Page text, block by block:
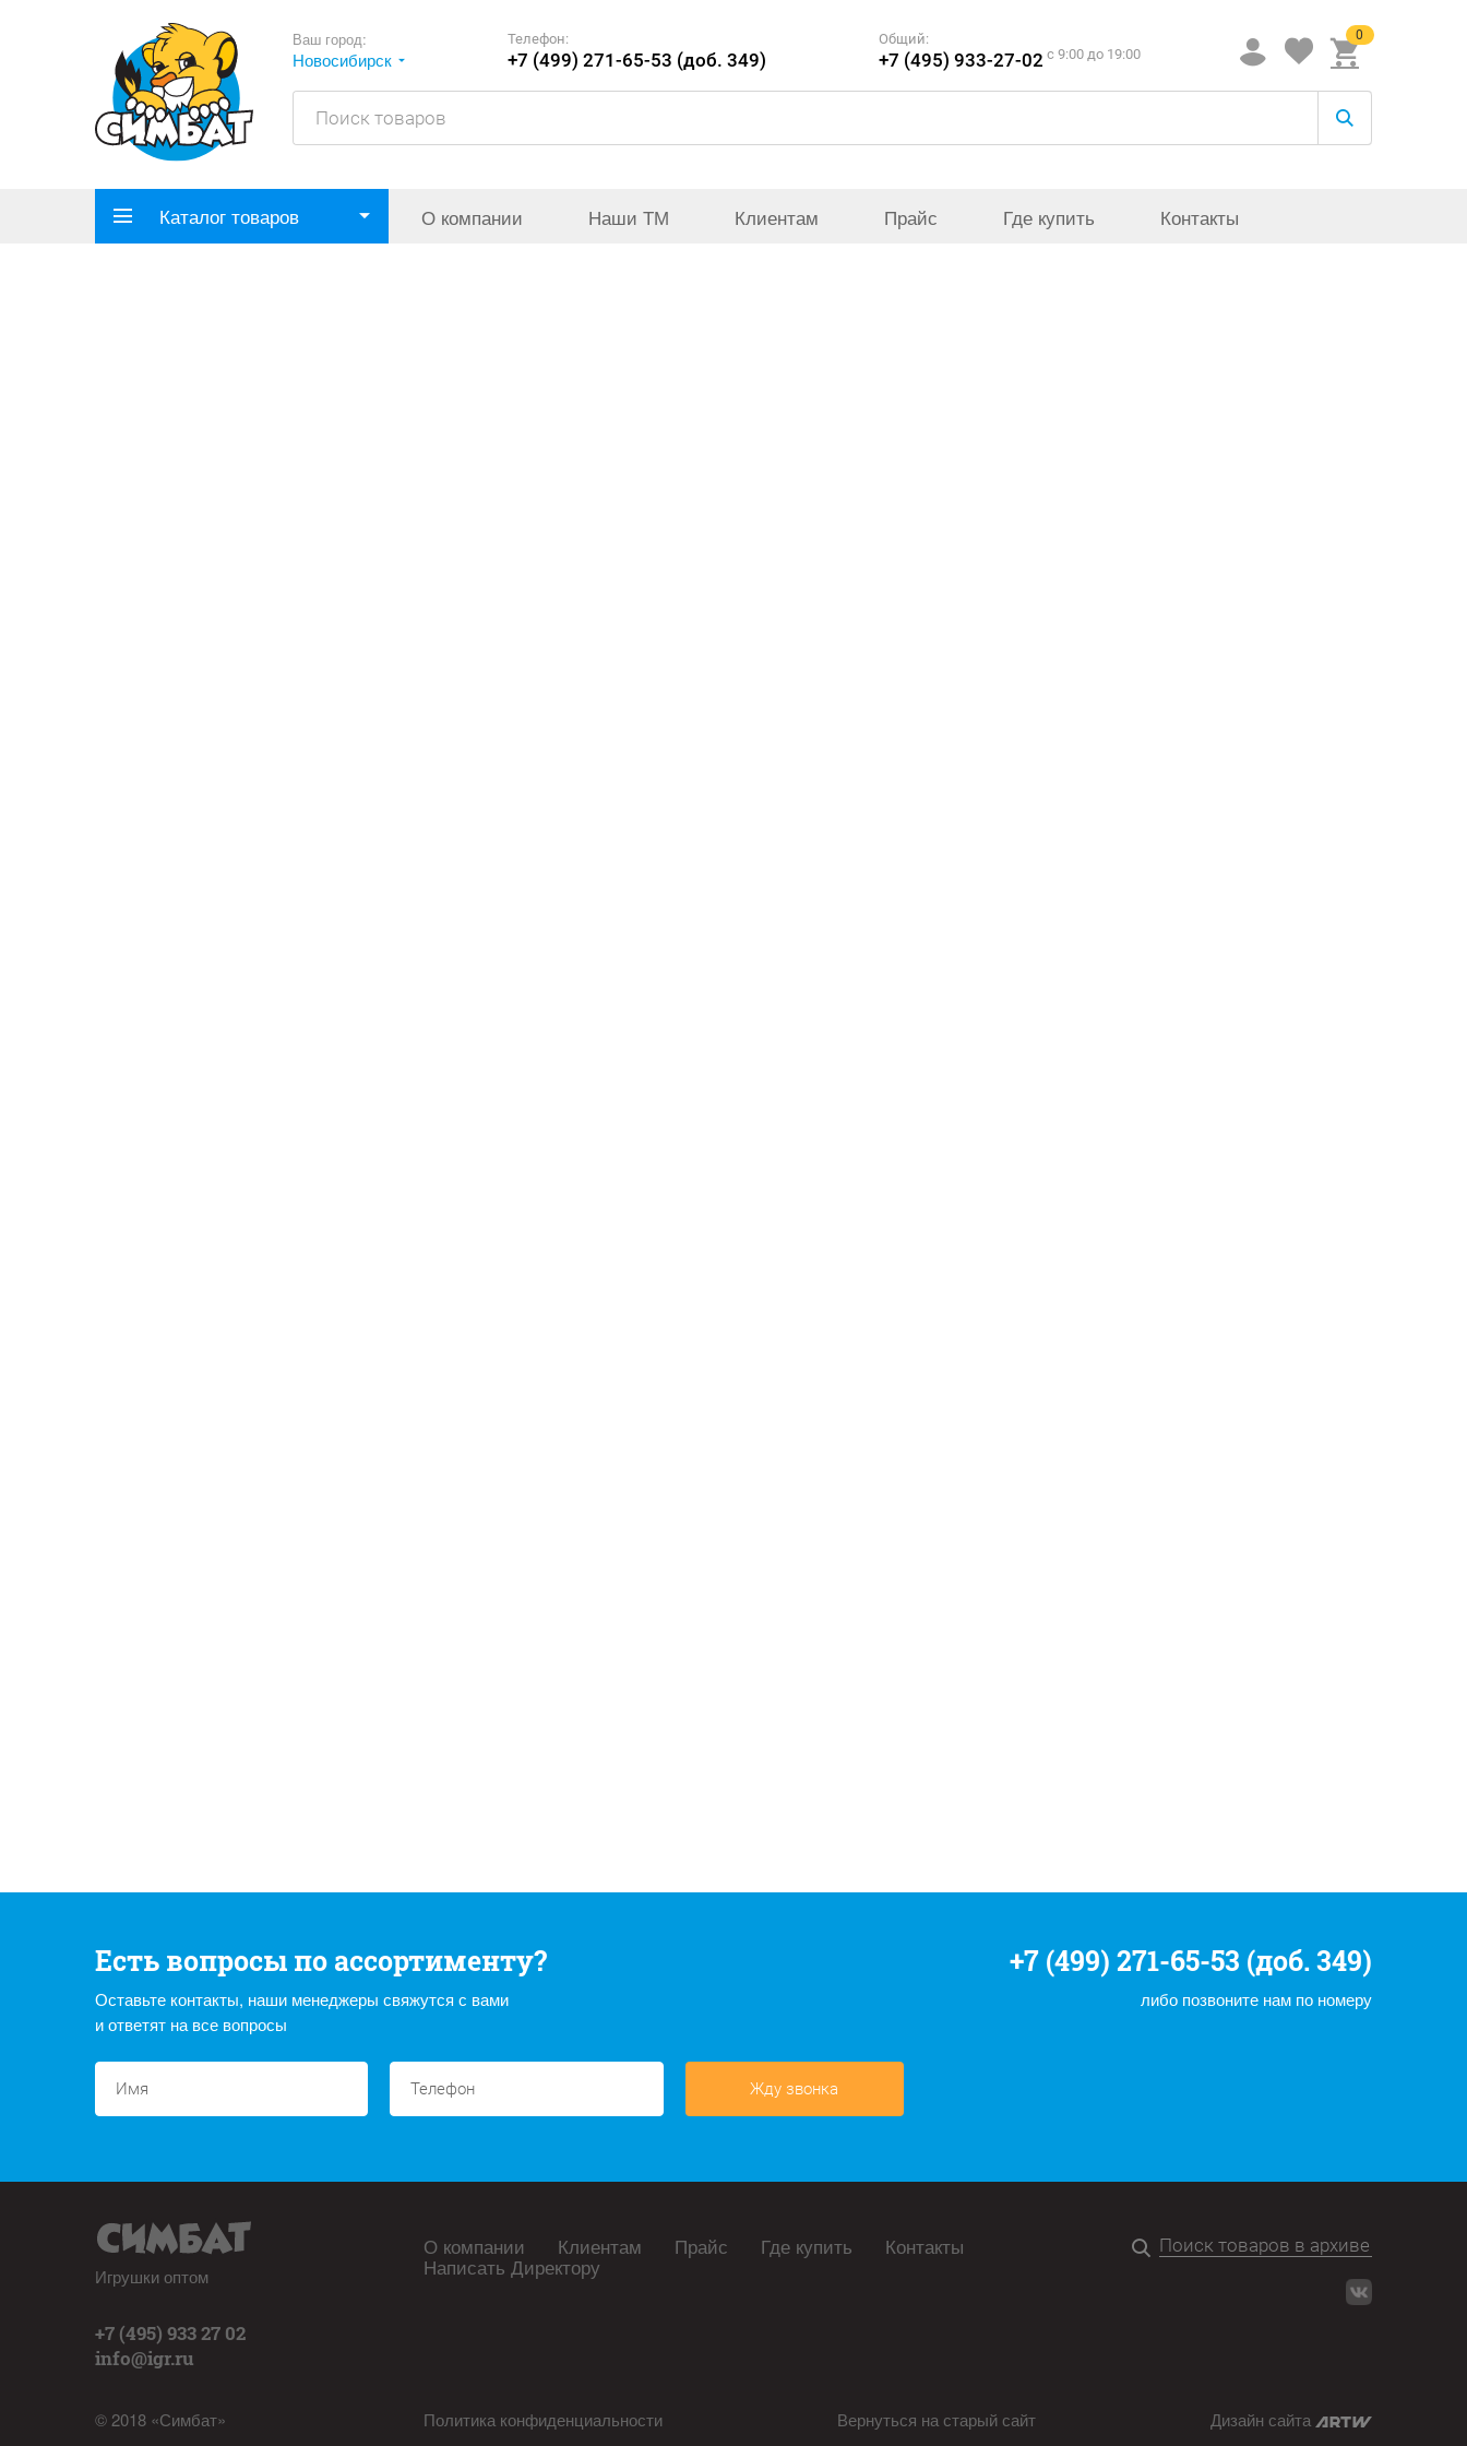
Ваш город:
Новосибирск
Телефон:
+7 (499) 271-65-53 (доб. 349)
Общий:
+7 (495) 933-27-02 c 9:00 до 19:00
0
Каталог товаров О компании Наши ТМ Клиентам Прайс Где купить Контакты
Есть вопросы по ассортименту?
Оставьте контакты, наши менеджеры свяжутся с вами
и ответят на все вопросы
+7 (499) 271-65-53 (доб. 349)
либо позвоните нам по номеру
Жду звонка
Игрушки оптом
+7 (495) 933 27 02
info@igr.ru
© 2018 «Симбат»
О компании Клиентам Прайс Где купить Контакты
Написать Директору
Политика конфиденциальности Вернуться на старый сайт Дизайн сайта